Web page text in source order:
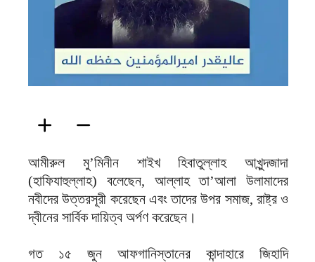
আমীরুল মু’মিনীন শাইখ হিবাতুল্লাহ আখুন্দজাদা
(হাফিযাহুল্লাহ) বলেছেন, আল্লাহ তা’আলা উলামাদের
নবীদের উত্তরসূরী করেছেন এবং তাদের উপর সমাজ, রাষ্ট্র ও
দ্বীনের সার্বিক দায়িত্ব অর্পণ করেছেন।
গত ১৫ জুন আফগানিস্তানের কান্দাহারে জিহাদি